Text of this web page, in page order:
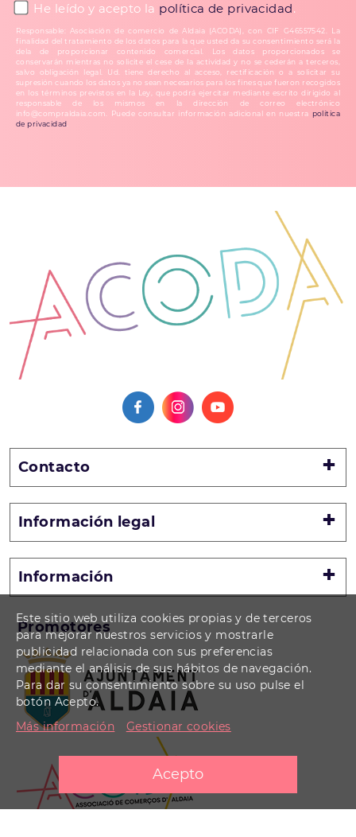
He leído y acepto la política de privacidad.
Responsable: Asociación de comercio de Aldaia (ACODA), con CIF G46557542. La
finalidad del tratamiento de los datos para la que usted da su consentimiento será la
dela de proporcionar contenido comercial. Los datos proporcionados se
conservarán mientras no solicite el cese de la actividad y no se cederán a terceros,
salvo obligación legal. Ud. tiene derecho al acceso, rectificación o a solicitar su
supresión cuando los datos ya no sean necesarios para los fines que fueron recogidos
en los términos previstos en la Ley, que podrá ejercitar mediante escrito dirigido al
responsable de los mismos en la dirección de correo electrónico
info@compraldaia.com. Puede consultar información adicional en nuestra política
de privacidad
Contacto
Información legal
Información
Promotores
Este sitio web utiliza cookies propias y de terceros
para mejorar nuestros servicios y mostrarle
publicidad relacionada con sus preferencias
mediante el análisis de sus hábitos de navegación.
Para dar su consentimiento sobre su uso pulse el
botón Acepto.
Más información
Gestionar cookies